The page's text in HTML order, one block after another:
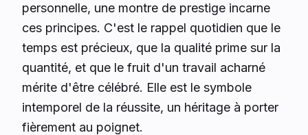
personnelle, une montre de prestige incarne
ces principes. C'est le rappel quotidien que le
temps est précieux, que la qualité prime sur la
quantité, et que le fruit d'un travail acharné
mérite d'être célébré. Elle est le symbole
intemporel de la réussite, un héritage à porter
fièrement au poignet.